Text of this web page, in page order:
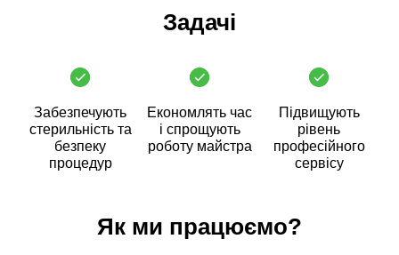
Задачі
Забезпечують
стерильність та
безпеку
процедур
Економлять час
і спрощують
роботу майстра
Підвищують
рівень
професійного
сервісу
Як ми працюємо?